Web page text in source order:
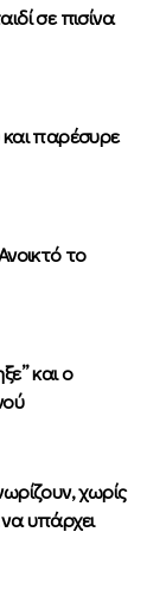
σε πισίνα
παρέσυρε
το
και ο
χωρίς
υπάρχει